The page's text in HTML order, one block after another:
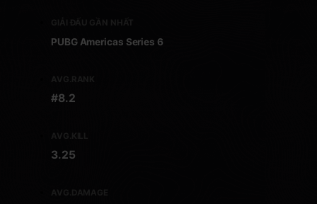
PUBG Americas Series 6
#8.2
3.25